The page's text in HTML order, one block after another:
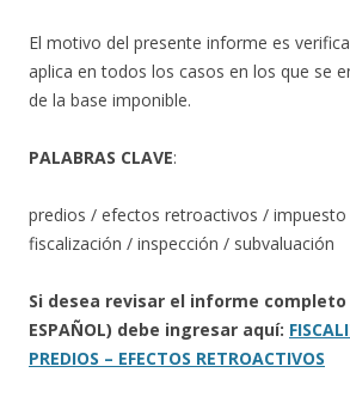
El motivo del presente informe es
aplica en todos los casos en los que se
de la base imponible.
PALABRAS CLAVE:
predios / efectos retroactivos / impuesto
fiscalización / inspección / subvaluación
Si desea revisar el informe completo
ESPAÑOL) debe ingresar aquí:
PREDIOS – EFECTOS RETROACTIVOS